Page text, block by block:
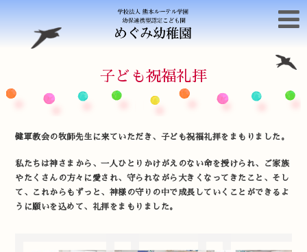
子ども祝福礼拝
健軍教会の牧師先生に来ていただき、子ども祝福礼拝をまもりました。
私たちは神さまから、一人ひとりかけがえのない命を授けられ、ご家族
やたくさんの方々に愛され、守られながら大きくなってきたこと、そし
て、これからもずっと、神様の守りの中で成長していくことができるよ
うに願いを込めて、礼拝をまもりました。